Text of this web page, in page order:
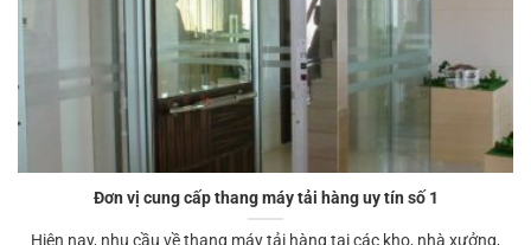
Đơn vị cung cấp thang máy tải hàng uy tín số 1
Hiện nay, nhu cầu về thang máy tải hàng tại các kho, nhà xưởng,